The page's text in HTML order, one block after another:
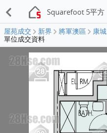
Squarefoot 5平方
屋苑成交 新界 將軍澳區 康城
單位成交資料